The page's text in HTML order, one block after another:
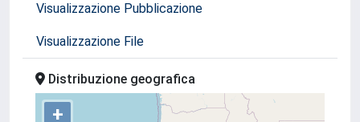
Visualizzazione Pubblicazione
Visualizzazione File
Distribuzione geografica
+